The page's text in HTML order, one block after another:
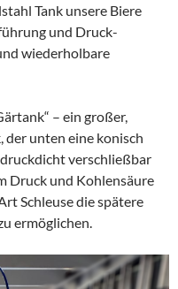
Tank unsere Biere
und Druck-
wiederholbare
– ein großer,
der unten eine konisch
verschließbar
Druck und Kohlensäure
Schleuse die spätere
ermöglichen.